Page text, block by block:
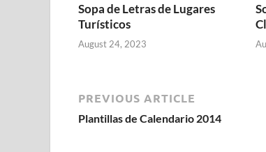
Sopa de Letras de Lugares
Turísticos
August 24, 2023
PREVIOUS ARTICLE
Plantillas de Calendario 2014